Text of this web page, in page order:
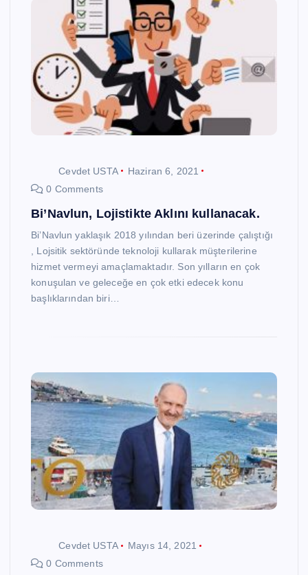
Cevdet USTA
Haziran 6, 2021
0 Comments
Bi’Navlun, Lojistikte Aklını kullanacak.
Bi’Navlun yaklaşık 2018 yılından beri üzerinde çalıştığı
, Lojsitik sektöründe teknoloji kullarak müşterilerine
hizmet vermeyi amaçlamaktadır. Son yılların en çok
konuşulan ve geleceğe en çok etki edecek konu
başlıklarından biri…
Cevdet USTA
Mayıs 14, 2021
0 Comments